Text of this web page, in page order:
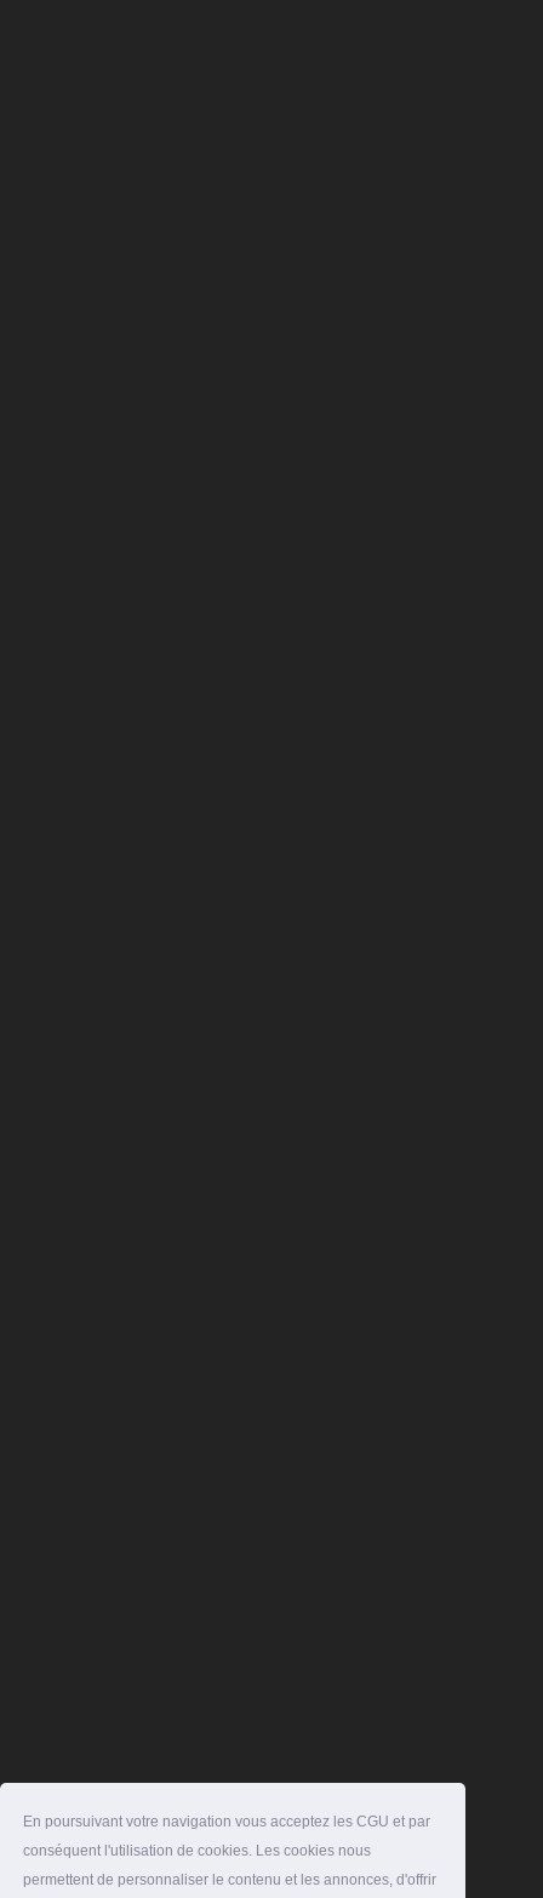
En poursuivant votre navigation vous acceptez les CGU et par
conséquent l'utilisation de cookies. Les cookies nous
permettent de personnaliser le contenu et les annonces, d'offrir